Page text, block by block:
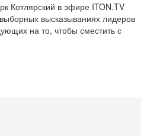
Котлярский в эфире ITON.TV
высказываниях лидеров
на то, чтобы сместить с